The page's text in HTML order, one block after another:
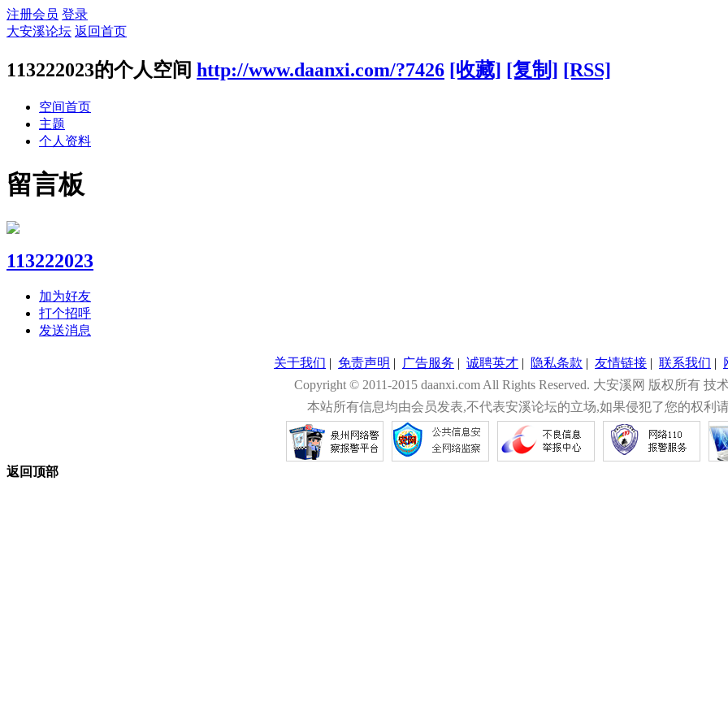
注册会员 登录
大安溪论坛 返回首页
113222023的个人空间 http://www.daanxi.com/?7426 [收藏] [复制] [RSS]
空间首页
主题
个人资料
留言板
113222023
加为好友
打个招呼
发送消息
关于我们 | 免责声明 | 广告服务 | 诚聘英才 | 隐私条款 | 友情链接 | 联系我们 |
Copyright © 2011-2015 daanxi.com All Rights Reserved. 大安溪网 版权所有 技
本站所有信息均由会员发表,不代表安溪论坛的立场,如果侵犯了您的权利
返回顶部